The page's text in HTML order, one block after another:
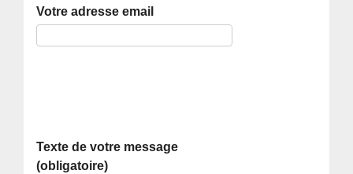
Votre adresse email
Texte de votre message
(obligatoire)